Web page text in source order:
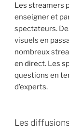
Les streamers
enseigner et
spectateurs.
visuels en
nombreux
en direct. Les
questions en
d’experts.
Les